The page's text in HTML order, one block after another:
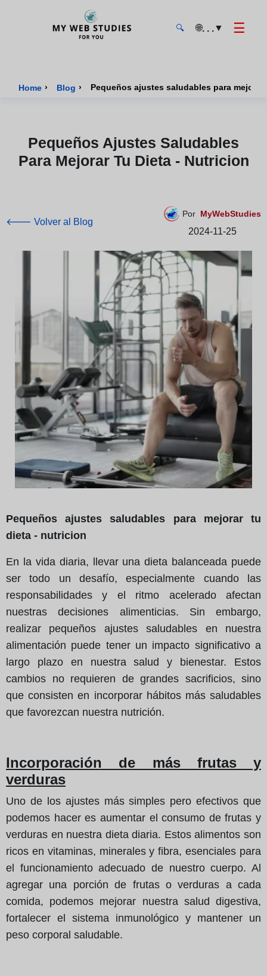
🔍 🌐. . .▼ ☰
Home › Blog › Pequeños ajustes saludables para
Pequeños Ajustes Saludables
Para Mejorar Tu Dieta - Nutricion
🡐 Volver al Blog
Por MyWebStudies
2024-11-25
Pequeños ajustes saludables para mejorar tu
dieta - nutricion
En la vida diaria, llevar una dieta balanceada puede
ser todo un desafío, especialmente cuando las
responsabilidades y el ritmo acelerado afectan
nuestras decisiones alimenticias. Sin embargo,
realizar pequeños ajustes saludables en nuestra
alimentación puede tener un impacto significativo a
largo plazo en nuestra salud y bienestar. Estos
cambios no requieren de grandes sacrificios, sino
que consisten en incorporar hábitos más saludables
que favorezcan nuestra nutrición.
Incorporación de más frutas y
verduras
Uno de los ajustes más simples pero efectivos que
podemos hacer es aumentar el consumo de frutas y
verduras en nuestra dieta diaria. Estos alimentos son
ricos en vitaminas, minerales y fibra, esenciales para
el funcionamiento adecuado de nuestro cuerpo. Al
agregar una porción de frutas o verduras a cada
comida, podemos mejorar nuestra salud digestiva,
fortalecer el sistema inmunológico y mantener un
peso corporal saludable.